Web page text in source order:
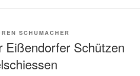
SCHUMACHER
Eißendorfer Schützen